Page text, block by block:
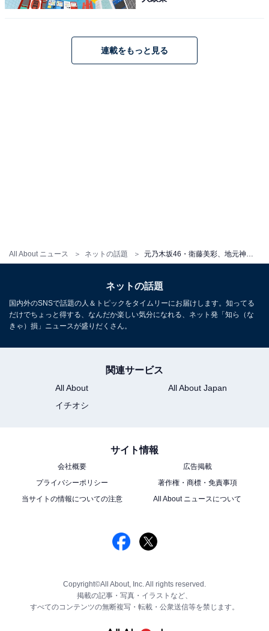
All About ニュース ネットの話題
連載をもっと見る
ネットの話題
国内外のSNSで話題の人＆トピックをタイムリーにお届けします。知ってる
だけでちょっと得する、なんだか楽しい気分になれる、ネット発「知ら（な
きゃ）損」ニュースが盛りだくさん。
関連サービス
All About
All About Japan
イチオシ
サイト情報
会社概要
広告掲載
プライバシーポリシー
著作権・商標・免責事項
当サイトの情報についての注意
All About ニュースについて
Copyright©All About, Inc. All rights reserved.
掲載の記事・写真・イラストなど、
すべてのコンテンツの無断複写・転載・公衆送信等を禁じます。